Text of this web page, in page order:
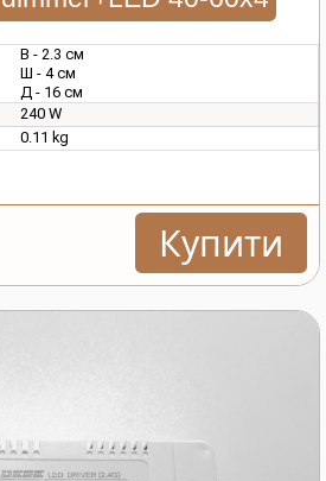
В - 2.3 см
Ш - 4 см
Д - 16 см
240 W
0.11 kg
Купити